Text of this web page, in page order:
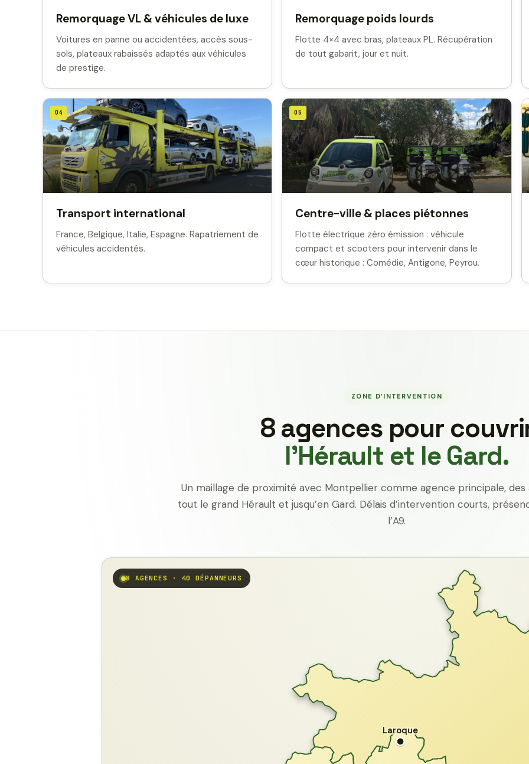
Remorquage VL & véhicules de luxe
Voitures en panne ou accidentées, accès sous-
sols, plateaux rabaissés adaptés aux véhicules
de prestige.
Remorquage poids lourds
Flotte 4×4 avec bras, plateaux PL. Récupération
de tout gabarit, jour et nuit.
04
Transport international
France, Belgique, Italie, Espagne. Rapatriement de
véhicules accidentés.
05
Centre-ville & places piétonnes
Flotte électrique zéro émission : véhicule
compact et scooters pour intervenir dans le
cœur historique : Comédie, Antigone, Peyrou.
ZONE D’INTERVENTION
8 agences pour
l’Hérault et le Gard.
Un maillage de proximité avec Montpellier comme agence principale, des
tout le grand Hérault et jusqu’en Gard. Délais d’intervention courts,
l’A9.
Laroque
8 AGENCES · 40 DÉPANNEURS